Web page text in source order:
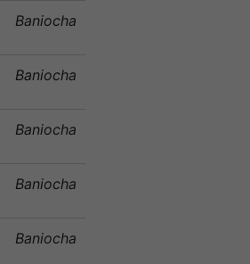
Baniocha
Baniocha
Baniocha
Baniocha
Baniocha